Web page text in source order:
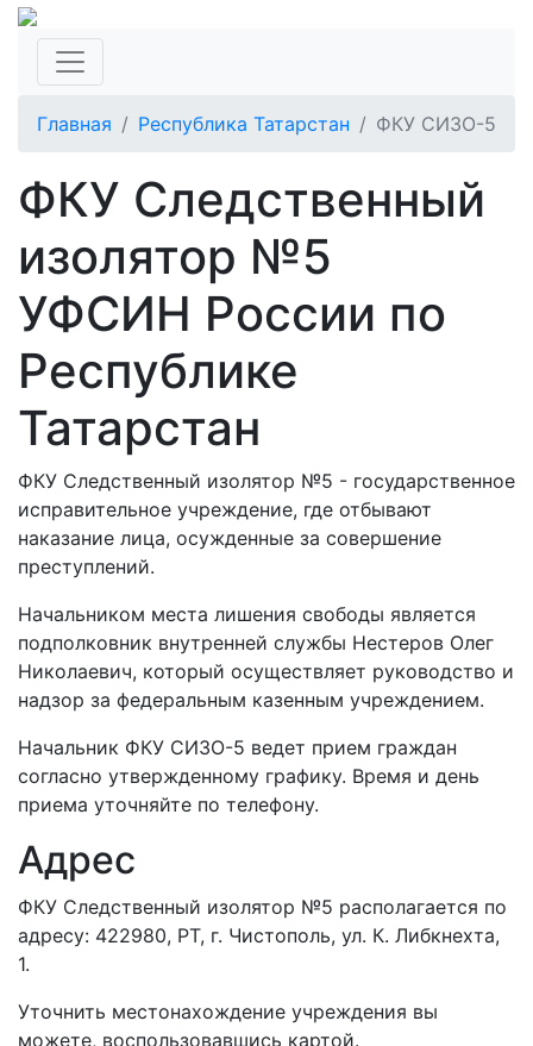
Главная Республика Татарстан ФКУ СИЗО-5
ФКУ Следственный
изолятор №5
УФСИН России по
Республике
Татарстан
ФКУ Следственный изолятор №5 - государственное
исправительное учреждение, где отбывают
наказание лица, осужденные за совершение
преступлений.
Начальником места лишения свободы является
подполковник внутренней службы Нестеров Олег
Николаевич, который осуществляет руководство и
надзор за федеральным казенным учреждением.
Начальник ФКУ СИЗО-5 ведет прием граждан
согласно утвержденному графику. Время и день
приема уточняйте по телефону.
Адрес
ФКУ Следственный изолятор №5 располагается по
адресу: 422980, РТ, г. Чистополь, ул. К. Либкнехта,
1.
Уточнить местонахождение учреждения вы
можете, воспользовавшись картой.